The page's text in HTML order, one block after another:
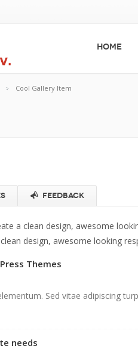
HOME
Cool Gallery Item
Feedback
a clean design, awesome
design, awesome looking
Themes
Sed vitae adipiscing
needs